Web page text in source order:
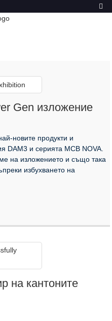
Gen изложение
новите продукти и
DAM3 и серията MCB NOVA.
на изложението и също така
избухването на
на кантоните